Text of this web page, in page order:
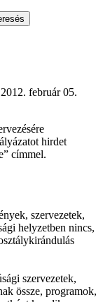
2012. február 05.
hirdet
címmel.
szervezetek,
helyzetben nincs,
szervezetek,
össze, programok,